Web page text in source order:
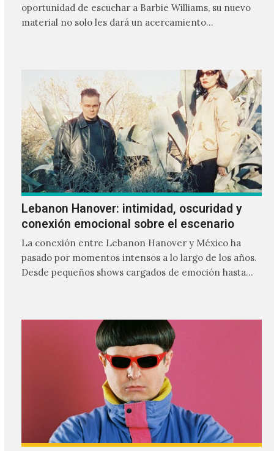
oportunidad de escuchar a Barbie Williams, su nuevo
material no solo les dará un acercamiento…
Lebanon Hanover: intimidad, oscuridad y
conexión emocional sobre el escenario
La conexión entre Lebanon Hanover y México ha
pasado por momentos intensos a lo largo de los años.
Desde pequeños shows cargados de emoción hasta
mezcla de post-punk, coldwave y letras
profundamente melancólicas.